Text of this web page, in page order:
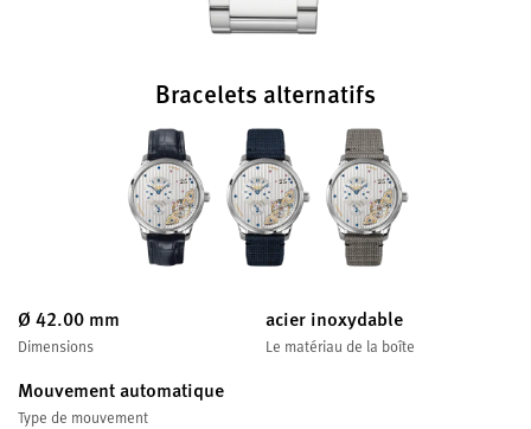
Bracelets alternatifs
Ø 42.00 mm
Dimensions
acier inoxydable
Le matériau de la boîte
Mouvement automatique
Type de mouvement